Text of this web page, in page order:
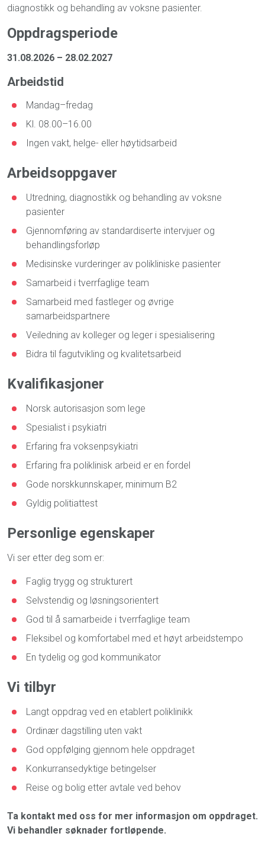
diagnostikk og behandling av voksne pasienter.
Oppdragsperiode
31.08.2026 – 28.02.2027
Arbeidstid
Mandag–fredag
Kl. 08.00–16.00
Ingen vakt, helge- eller høytidsarbeid
Arbeidsoppgaver
Utredning, diagnostikk og behandling av voksne
pasienter
Gjennomføring av standardiserte intervjuer og
behandlingsforløp
Medisinske vurderinger av polikliniske pasienter
Samarbeid i tverrfaglige team
Samarbeid med fastleger og øvrige
samarbeidspartnere
Veiledning av kolleger og leger i spesialisering
Bidra til fagutvikling og kvalitetsarbeid
Kvalifikasjoner
Norsk autorisasjon som lege
Spesialist i psykiatri
Erfaring fra voksenpsykiatri
Erfaring fra poliklinisk arbeid er en fordel
Gode norskkunnskaper, minimum B2
Gyldig politiattest
Personlige egenskaper
Vi ser etter deg som er:
Faglig trygg og strukturert
Selvstendig og løsningsorientert
God til å samarbeide i tverrfaglige team
Fleksibel og komfortabel med et høyt arbeidstempo
En tydelig og god kommunikator
Vi tilbyr
Langt oppdrag ved en etablert poliklinikk
Ordinær dagstilling uten vakt
God oppfølging gjennom hele oppdraget
Konkurransedyktige betingelser
Reise og bolig etter avtale ved behov
Ta kontakt med oss for mer informasjon om oppdraget.
Vi behandler søknader fortløpende.